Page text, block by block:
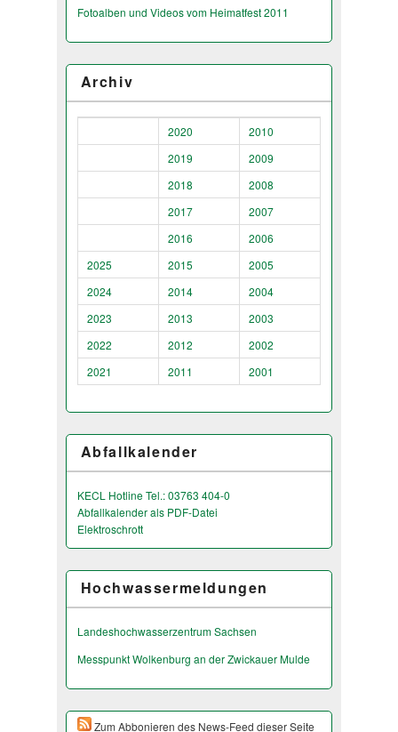
Fotoalben und Videos vom Heimatfest 2011
Archiv
2020
2010
2019
2009
2018
2008
2017
2007
2016
2006
2025
2015
2005
2024
2014
2004
2023
2013
2003
2022
2012
2002
2021
2011 2001
Abfallkalender
KECL Hotline Tel.: 03763 404-0
Abfallkalender als PDF-Datei
Elektroschrott
Hochwassermeldungen
Landeshochwas­serzentrum Sachsen
Messpunkt Wolkenburg an der Zwickauer Mulde
Zum Abbonieren des News-Feed dieser Seite